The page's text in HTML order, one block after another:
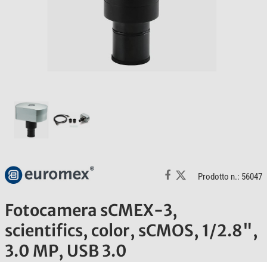
Prodotto n.: 56047
Fotocamera sCMEX-3,
scientifics, color, sCMOS, 1/2.8",
3.0 MP, USB 3.0